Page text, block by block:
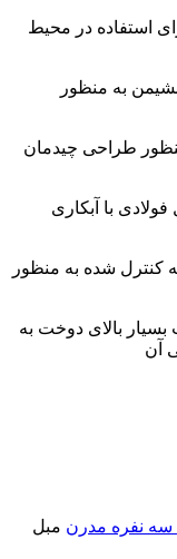
استفاده در محیط
به منظور
طراحی چیدمان
با آبکاری
کنترل شده به منظور
بالای دوخت به
آن
سه نفره مدرن مبل